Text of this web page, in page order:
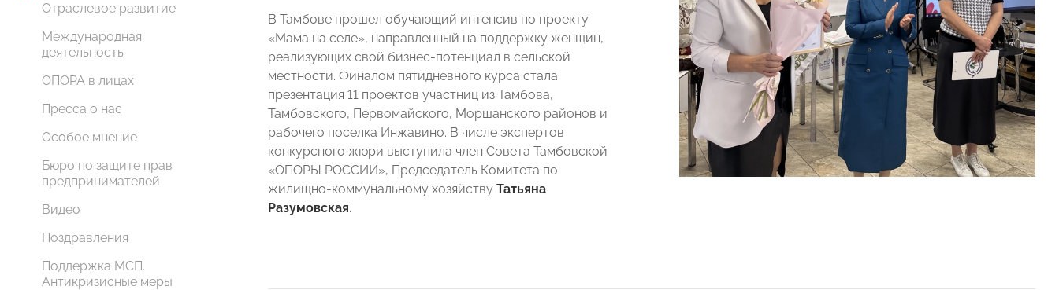
Отраслевое развитие
Международная
деятельность
ОПОРА в лицах
Пресса о нас
Особое мнение
Бюро по защите прав
предпринимателей
Видео
Поздравления
Поддержка МСП.
Антикризисные меры
В Тамбове прошел обучающий интенсив по проекту
«Мама на селе», направленный на поддержку женщин,
реализующих свой бизнес-потенциал в сельской
местности. Финалом пятидневного курса стала
презентация 11 проектов участниц из Тамбова,
Тамбовского, Первомайского, Моршанского районов и
рабочего поселка Инжавино. В числе экспертов
конкурсного жюри выступила член Совета Тамбовской
«ОПОРЫ РОССИИ», Председатель Комитета по
жилищно-коммунальному хозяйству Татьяна
Разумовская.